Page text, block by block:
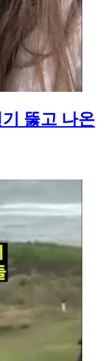
뚫고 나온